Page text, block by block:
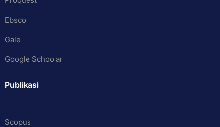
Ebsco
Gale
Google Schoolar
Publikasi
Scopus